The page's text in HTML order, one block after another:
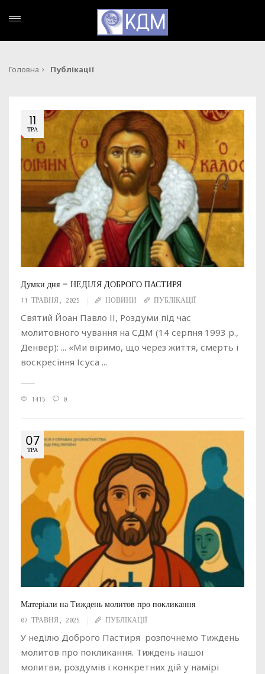
Головна Публікації
11
ТРА
Думки дня – НЕДІЛЯ ДОБРОГО ПАСТИРЯ
11 ТРАВНЯ, 2025 НОВИНИ ПУБЛІКАЦІЇ
Святий Йоан Павло ІІ, Роздуми під час
молитовного чування на СДМ (14 серпня 1993 р.,
Денвер): ... «Ми віримо, що через життя, смерть і
воскресіння Ісуса ...
1415 0
07
ТРА
Матеріали на Тиждень молитов про покликання
07 ТРАВНЯ, 2025 ПУБЛІКАЦІЇ
У неділю Доброго Пастиря розпочнемо Тиждень
молитов про покликання. Тиждень нашої
молитви, роздумів і конкретних дій у намірі